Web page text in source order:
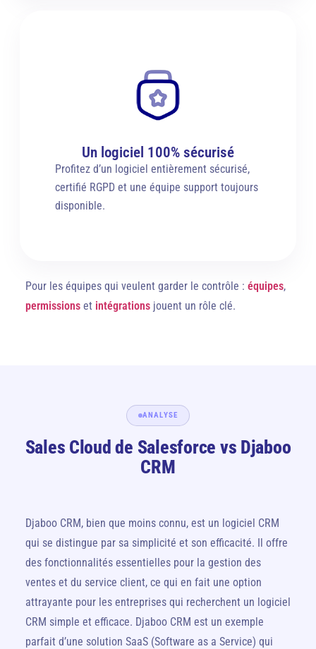
Un logiciel 100% sécurisé
Profitez d’un logiciel entièrement sécurisé,
certifié RGPD et une équipe support toujours
disponible.
Pour les équipes qui veulent garder le contrôle : équipes,
permissions et intégrations jouent un rôle clé.
ANALYSE
Sales Cloud de Salesforce vs Djaboo
CRM
Djaboo CRM, bien que moins connu, est un logiciel CRM
qui se distingue par sa simplicité et son efficacité. Il offre
des fonctionnalités essentielles pour la gestion des
ventes et du service client, ce qui en fait une option
attrayante pour les entreprises qui recherchent un logiciel
CRM simple et efficace. Djaboo CRM est un exemple
parfait d’une solution SaaS (Software as a Service) qui